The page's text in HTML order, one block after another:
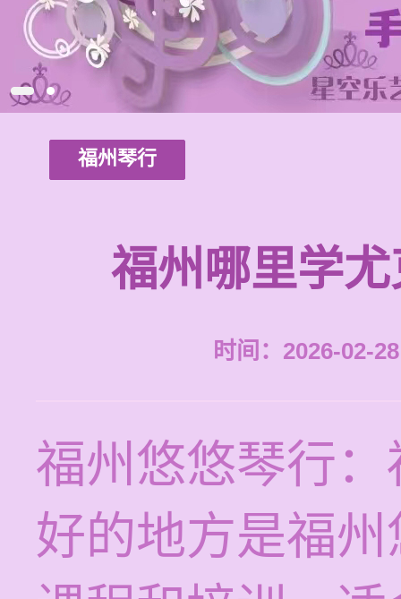
福州琴行
福州哪里学
时间：2026-02-
福州悠悠琴行
好的地方是福